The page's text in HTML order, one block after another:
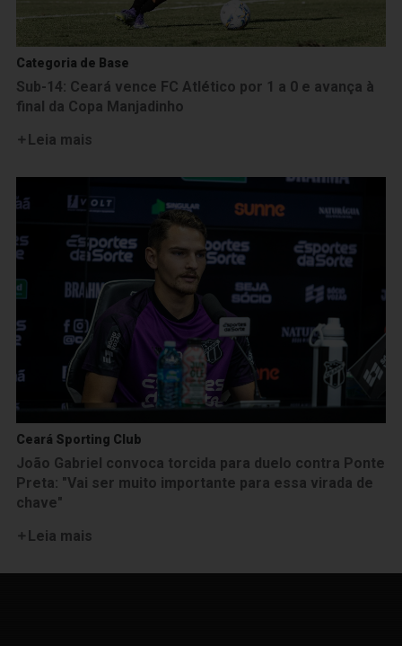
Categoria de Base
Sub-14: Ceará vence FC Atlético por 1 a 0 e avança à
final da Copa Manjadinho
Leia mais
Ceará Sporting Club
João Gabriel convoca torcida para duelo contra Ponte
Preta: "Vai ser muito importante para essa virada de
chave"
Leia mais